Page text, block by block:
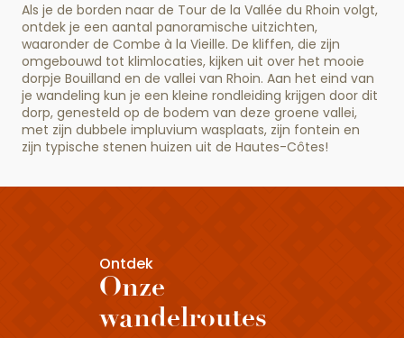
Als je de borden naar de Tour de la Vallée du Rhoin volgt,
ontdek je een aantal panoramische uitzichten,
waaronder de Combe à la Vieille. De kliffen, die zijn
omgebouwd tot klimlocaties, kijken uit over het mooie
dorpje Bouilland en de vallei van Rhoin. Aan het eind van
je wandeling kun je een kleine rondleiding krijgen door dit
dorp, genesteld op de bodem van deze groene vallei,
met zijn dubbele impluvium wasplaats, zijn fontein en
zijn typische stenen huizen uit de Hautes-Côtes!
Ontdek
Onze
wandelroutes